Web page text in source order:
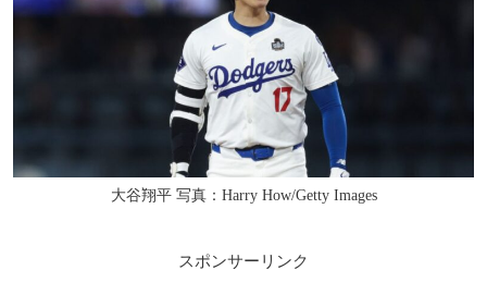
大谷翔平 写真：Harry How/Getty Images
スポンサーリンク